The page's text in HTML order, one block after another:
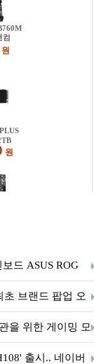
드 ASUS ROG
브랜드 팝업 오
을 위한 게이밍 모
출시.. 네이버